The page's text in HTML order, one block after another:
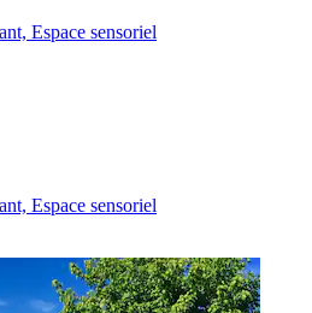
Espace sensoriel
Espace sensoriel